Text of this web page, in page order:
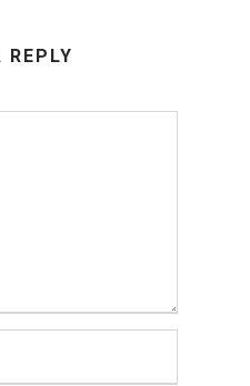
REPLY